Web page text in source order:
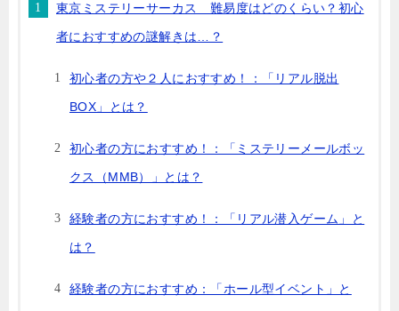
東京ミステリーサーカス 難易度はどのくらい？初心
者におすすめの謎解きは…？
初心者の方や２人におすすめ！：「リアル脱出
BOX」とは？
初心者の方におすすめ！：「ミステリーメールボッ
クス（MMB）」とは？
経験者の方におすすめ！：「リアル潜入ゲーム」と
は？
経験者の方におすすめ：「ホール型イベント」と